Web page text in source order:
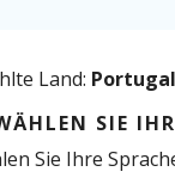
Land: Portugal
SIE
Sie Ihre